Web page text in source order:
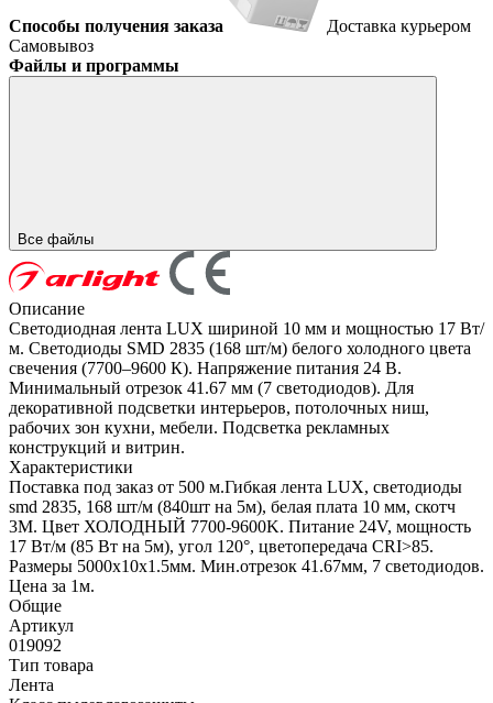
Способы получения заказа
Доставка курьером
Самовывоз
Файлы и программы
Все файлы
Описание
Светодиодная лента LUX шириной 10 мм и мощностью 17 Вт/
м. Светодиоды SMD 2835 (168 шт/м) белого холодного цвета
свечения (7700–9600 К). Напряжение питания 24 В.
Минимальный отрезок 41.67 мм (7 светодиодов). Для
декоративной подсветки интерьеров, потолочных ниш,
рабочих зон кухни, мебели. Подсветка рекламных
конструкций и витрин.
Характеристики
Поставка под заказ от 500 м.Гибкая лента LUX, светодиоды
smd 2835, 168 шт/м (840шт на 5м), белая плата 10 мм, скотч
3М. Цвет ХОЛОДНЫЙ 7700-9600K. Питание 24V, мощность
17 Вт/м (85 Вт на 5м), угол 120°, цветопередача CRI>85.
Размеры 5000х10x1.5мм. Мин.отрезок 41.67мм, 7 светодиодов.
Цена за 1м.
Общие
Артикул
019092
Тип товара
Лента